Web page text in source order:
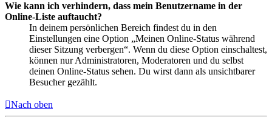
Wie kann ich verhindern, dass mein Benutzername in der
Online-Liste auftaucht?
In deinem persönlichen Bereich findest du in den
Einstellungen eine Option „Meinen Online-Status während
dieser Sitzung verbergen“. Wenn du diese Option einschaltest,
können nur Administratoren, Moderatoren und du selbst
deinen Online-Status sehen. Du wirst dann als unsichtbarer
Besucher gezählt.
Nach oben